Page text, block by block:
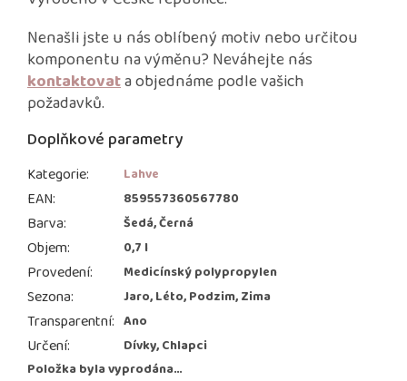
Nenašli jste u nás oblíbený motiv nebo určitou
komponentu na výměnu? Neváhejte nás
kontaktovata objednáme podle vašich
požadavků.
Doplňkové parametry
Kategorie: Lahve
EAN: 859557360567780
Barva: Šedá, Černá
Objem: 0,7 l
Provedení: Medicínský polypropylen
Sezona: Jaro, Léto, Podzim, Zima
Transparentní: Ano
Určení:
Dívky, Chlapci
Položka byla vyprodána…